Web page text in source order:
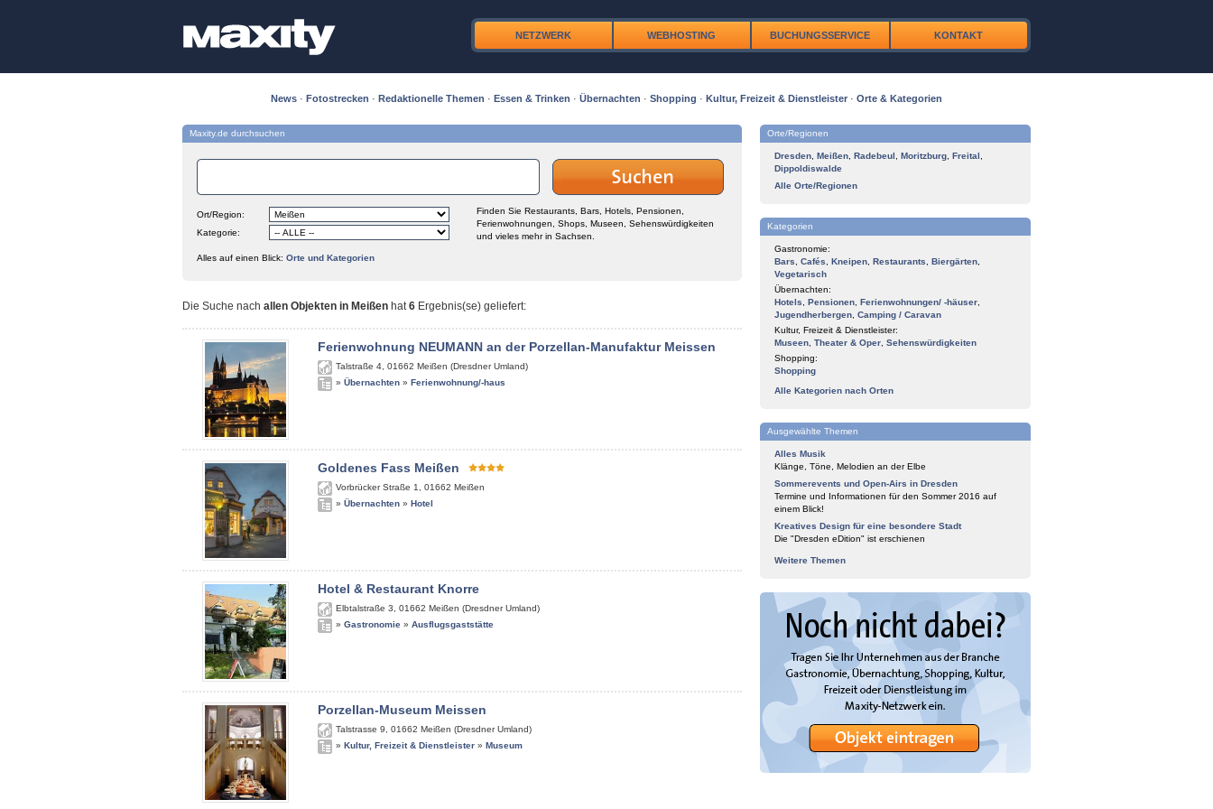
NETZWERK WEBHOSTING BUCHUNGSSERVICE KONTAKT
News · Fotostrecken · Redaktionelle Themen · Essen & Trinken · Übernachten · Shopping · Kultur, Freizeit & Dienstleister · Orte & Kategorien
Maxity.de durchsuchen
Ort/Region:
Kategorie:
Finden Sie Restaurants, Bars, Hotels, Pensionen,
Ferienwohnungen, Shops, Museen, Sehenswürdigkeiten
und vieles mehr in Sachsen.
Alles auf einen Blick: Orte und Kategorien
Die Suche nach allen Objekten in Meißen hat6 Ergebnis(se) geliefert:
Ferienwohnung NEUMANN an der Porzellan-Manufaktur Meissen
Talstraße 4 01662 Meißen (Dresdner Umland)
» Übernachten » Ferienwohnung/-haus
Goldenes Fass Meißen
Vorbrücker Straße 1 01662 Meißen
» Übernachten » Hotel
Hotel & Restaurant Knorre
Elbtalstraße 3 01662 Meißen (Dresdner Umland)
» Gastronomie » Ausflugsgaststätte
Porzellan-Museum Meissen
Talstrasse 9 01662 Meißen (Dresdner Umland)
» Kultur, Freizeit & Dienstleister » Museum
Orte/Regionen
Dresden Meißen Radebeul Moritzburg Freital
Dippoldiswalde
Alle Orte/Regionen
Kategorien
Gastronomie:
Bars
Cafés Kneipen Restaurants Biergärten
Vegetarisch
Übernachten:
Hotels
Pensionen Ferienwohnungen/ -häuser
Jugendherbergen Camping / Caravan
Kultur, Freizeit & Dienstleister:
Museen Theater & Oper Sehenswürdigkeiten
Shopping:
Shopping
Alle Kategorien nach Orten
Ausgewählte Themen
Alles Musik
Klänge, Töne, Melodien an der Elbe
Sommerevents und Open-Airs in Dresden
Termine und Informationen für den Sommer 2016 auf
einem Blick!
Kreatives Design für eine besondere Stadt
Die "Dresden eDition" ist erschienen
Weitere Themen